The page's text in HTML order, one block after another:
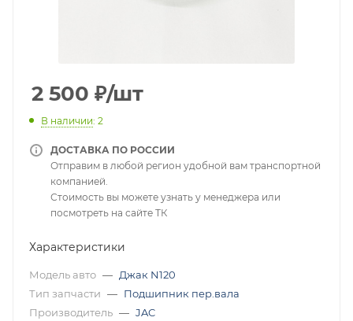
2 500 ₽/шт
В наличии: 2
ДОСТАВКА ПО РОССИИ
Отправим в любой регион удобной вам транспортной
компанией.
Стоимость вы можете узнать у менеджера или
посмотреть на сайте ТК
Характеристики
Модель авто — Джак N120
Тип запчасти — Подшипник пер.вала
Производитель — JAC